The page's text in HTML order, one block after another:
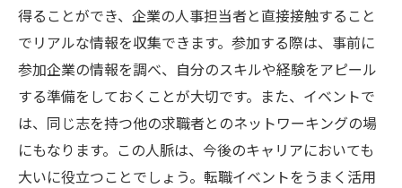
得ることができ、企業の人事担当者と直接接触すること
でリアルな情報を収集できます。参加する際は、事前に
参加企業の情報を調べ、自分のスキルや経験をアピール
する準備をしておくことが大切です。また、イベントで
は、同じ志を持つ他の求職者とのネットワーキングの場
にもなります。この人脈は、今後のキャリアにおいても
大いに役立つことでしょう。転職イベントをうまく活用